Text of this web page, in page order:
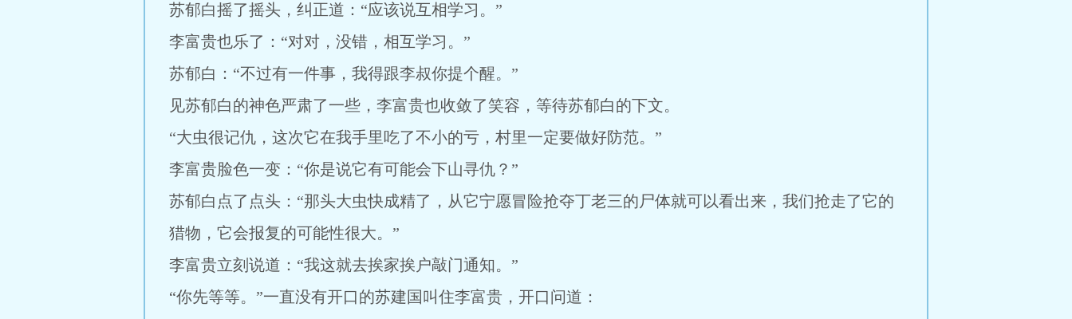
苏郁白摇了摇头，纠正道：“应该说互相学习。”
李富贵也乐了：“对对，没错，相互学习。”
苏郁白：“不过有一件事，我得跟李叔你提个醒。”
见苏郁白的神色严肃了一些，李富贵也收敛了笑容，等待苏郁白的下文。
“大虫很记仇，这次它在我手里吃了不小的亏，村里一定要做好防范。”
李富贵脸色一变：“你是说它有可能会下山寻仇？”
苏郁白点了点头：“那头大虫快成精了，从它宁愿冒险抢夺丁老三的尸体就可以看出来，我们抢走了它的
猎物，它会报复的可能性很大。”
李富贵立刻说道：“我这就去挨家挨户敲门通知。”
“你先等等。”一直没有开口的苏建国叫住李富贵，开口问道：